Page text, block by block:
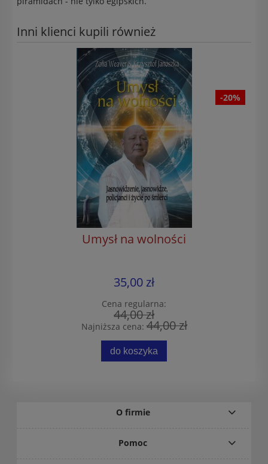
Inni klienci kupili również
-20%
Umysł na wolności
35,00 zł
Cena regularna:
44,00 zł
Najniższa cena:44,00 zł
do koszyka
O firmie
Pomoc